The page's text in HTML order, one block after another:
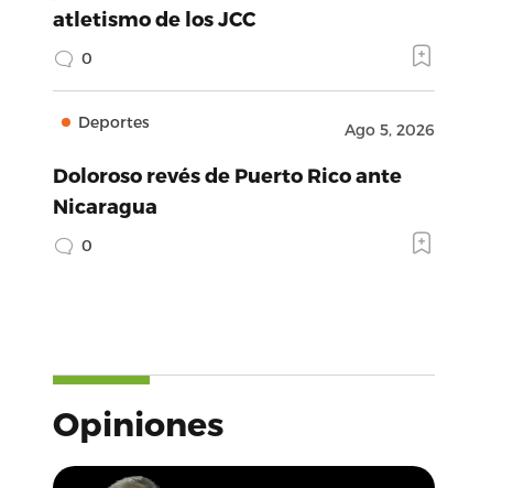
atletismo de los JCC
0
Deportes Ago 5, 2026
Doloroso revés de Puerto Rico ante
Nicaragua
0
Opiniones